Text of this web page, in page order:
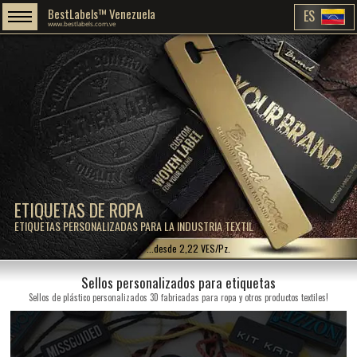
ETIQUETAS DE ROPA
ETIQUETAS PERSONALIZADAS PARA LA INDUSTRIA TEXTIL
BestLabels™ Venezuela
www.bestlabels.com.ve ES
...desde 2,22 VES/Pz.
Sellos personalizados para etiquetas
Sellos de plástico personalizados 3D fabricadas para ropa y otros productos textiles!